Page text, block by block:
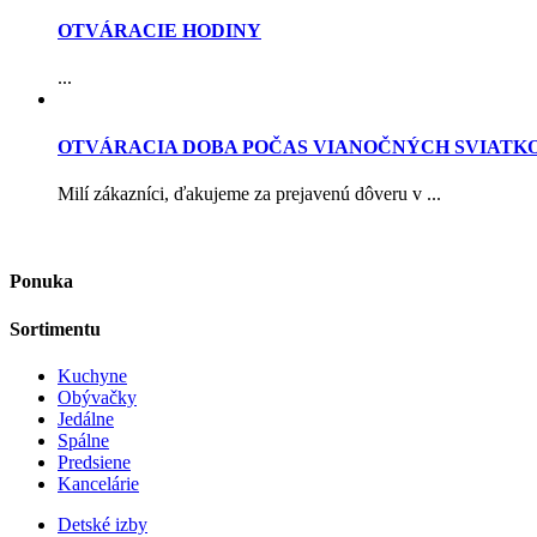
OTVÁRACIE HODINY
...
OTVÁRACIA DOBA POČAS VIANOČNÝCH
Milí zákazníci, ďakujeme za prejavenú dôveru v ...
Ponuka
Sortimentu
Kuchyne
Obývačky
Jedálne
Spálne
Predsiene
Kancelárie
Detské izby